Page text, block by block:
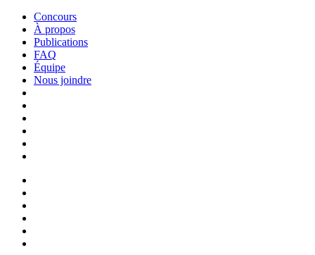
Concours
À propos
Publications
FAQ
Équipe
Nous joindre